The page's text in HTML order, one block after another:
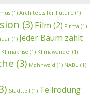
(1) Architects for Future (1)
(3) Film (2) Firma (1)
(1) Jeder Baum zählt
Klimakrise (1) Klimawandel (1)
(3) Mahnwald (1) NABU (1)
Stadtteil (1) Teilrodung